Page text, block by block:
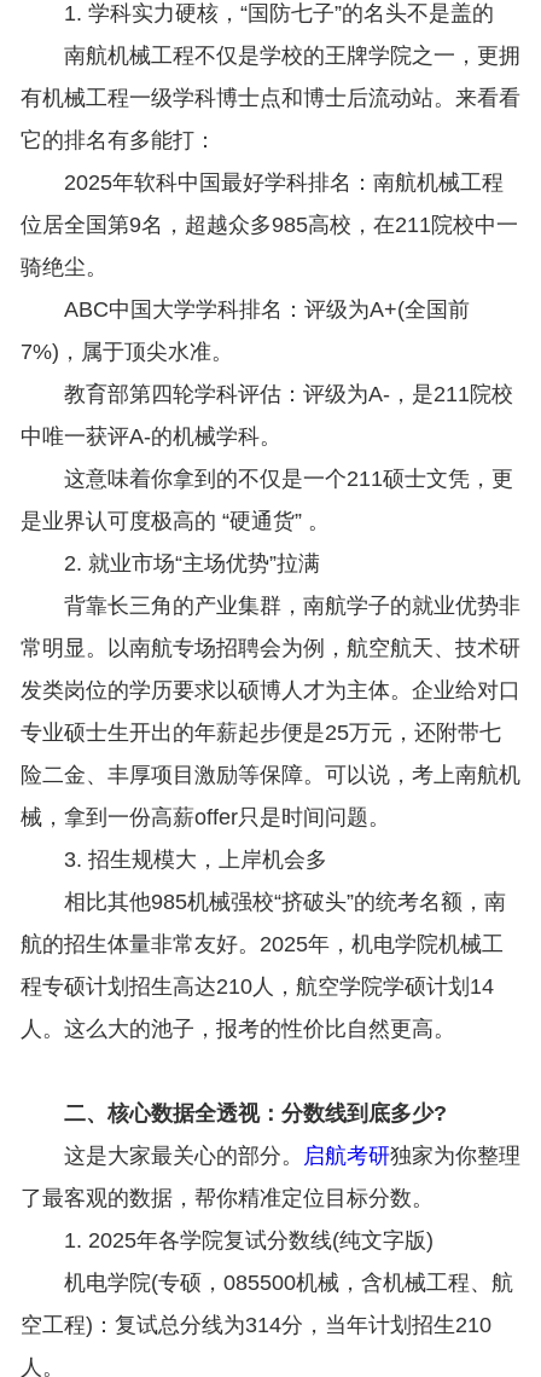
1. 学科实力硬核，“国防七子”的名头不是盖的
南航机械工程不仅是学校的王牌学院之一，更拥
有机械工程一级学科博士点和博士后流动站。来看看
它的排名有多能打：
2025年软科中国最好学科排名：南航机械工程
位居全国第9名，超越众多985高校，在211院校中一
骑绝尘。
ABC中国大学学科排名：评级为A+(全国前
7%)，属于顶尖水准。
教育部第四轮学科评估：评级为A-，是211院校
中唯一获评A-的机械学科。
这意味着你拿到的不仅是一个211硕士文凭，更
是业界认可度极高的 “硬通货” 。
2. 就业市场“主场优势”拉满
背靠长三角的产业集群，南航学子的就业优势非
常明显。以南航专场招聘会为例，航空航天、技术研
发类岗位的学历要求以硕博人才为主体。企业给对口
专业硕士生开出的年薪起步便是25万元，还附带七
险二金、丰厚项目激励等保障。可以说，考上南航机
械，拿到一份高薪offer只是时间问题。
3. 招生规模大，上岸机会多
相比其他985机械强校“挤破头”的统考名额，南
航的招生体量非常友好。2025年，机电学院机械工
程专硕计划招生高达210人，航空学院学硕计划14
人。这么大的池子，报考的性价比自然更高。
二、核心数据全透视：分数线到底多少?
这是大家最关心的部分。
启航考研独家为你整理
了最客观的数据，帮你精准定位目标分数。
1. 2025年各学院复试分数线(纯文字版)
机电学院(专硕，085500机械，含机械工程、航
空工程)：复试总分线为314分，当年计划招生210
人。